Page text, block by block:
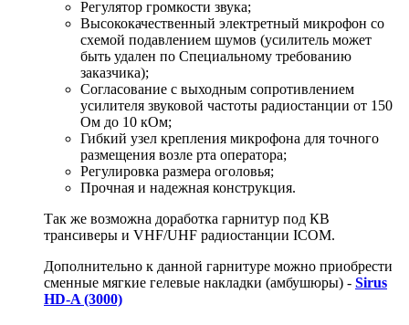
Регулятор громкости звука;
Высококачественный электретный микрофон со
схемой подавлением шумов (усилитель может
быть удален по Специальному требованию
заказчика);
Согласование с выходным сопротивлением
усилителя звуковой частоты радиостанции от 150
Ом до 10 кОм;
Гибкий узел крепления микрофона для точного
размещения возле рта оператора;
Регулировка размера оголовья;
Прочная и надежная конструкция.
Так же возможна доработка гарнитур под КВ
трансиверы и VHF/UHF радиостанции ICOM.
Дополнительно к данной гарнитуре можно приобрести
сменные мягкие гелевые накладки (амбушюры) - Sirus
HD-A (3000)